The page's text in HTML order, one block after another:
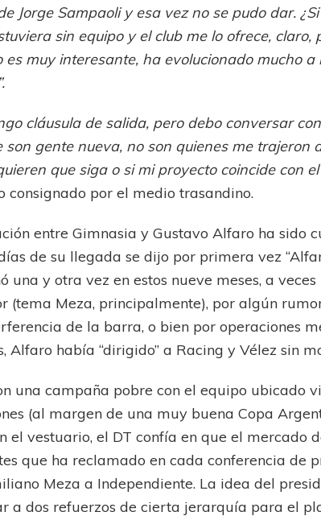
Jorge Sampaoli y esa vez no se pudo dar.
sin equipo y el club me lo ofrece,
es muy interesante, ha evolucionado mucho a
cláusula de salida, pero debo conversar
son gente nueva, no son quienes me trajeron
que siga o si mi proyecto coincide con el
consignado por el medio trasandino.
entre Gimnasia y Gustavo Alfaro ha sido
de su llegada se dijo por primera vez
una y otra vez en estos nueve meses, a
(tema Meza, principalmente), por algún
de la barra, o bien por operaciones
Alfaro había “dirigido” a Racing y Vélez sin
una campaña pobre con el equipo ubicado
(al margen de una muy buena Copa
el vestuario, el DT confía en que el mercado
que ha reclamado en cada conferencia de
Meza a Independiente. La idea del
a dos refuerzos de cierta jerarquía para el